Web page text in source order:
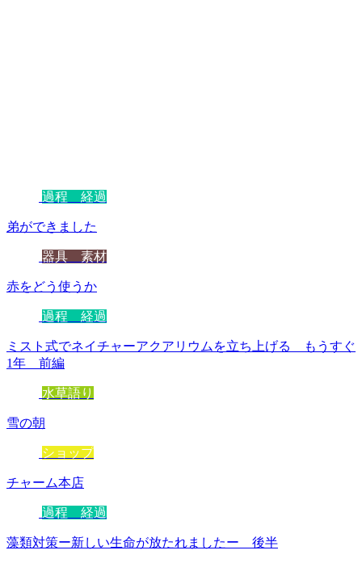
過程 経過
弟ができました
器具 素材
赤をどう使うか
過程 経過
ミスト式でネイチャーアクアリウムを立ち上げる もうすぐ
1年 前編
水草語り
雪の朝
ショップ
チャーム本店
過程 経過
藻類対策ー新しい生命が放たれましたー 後半